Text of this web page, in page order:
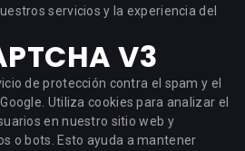
servicios y la experiencia del
V3
de protección contra el spam y el
Utiliza cookies para analizar el
en nuestro sitio web y
o bots. Esto ayuda a mantener